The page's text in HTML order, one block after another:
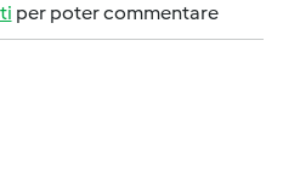
per poter commentare